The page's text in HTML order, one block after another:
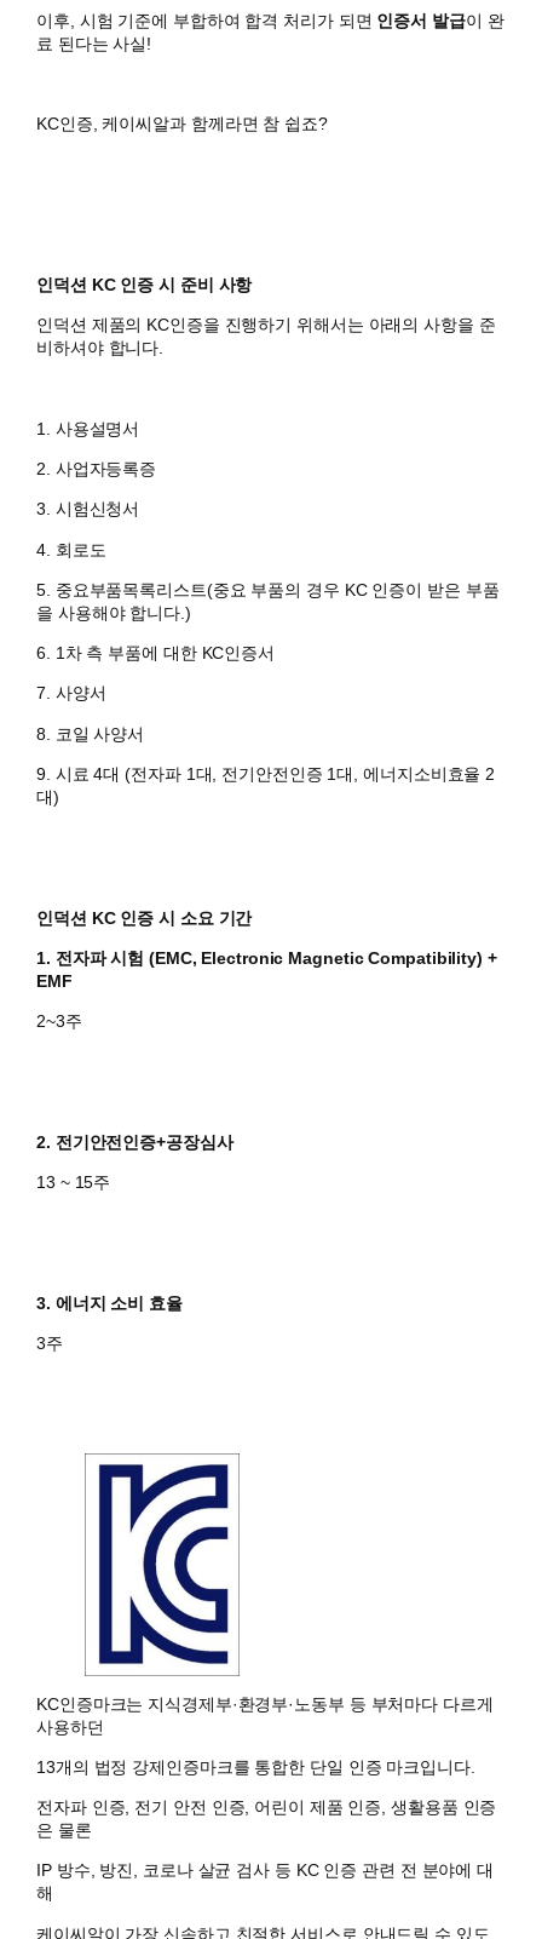
이후, 시험 기준에 부합하여 합격 처리가 되면 인증서 발급이 완
료 된다는 사실!
KC인증, 케이씨알과 함께라면 참 쉽죠?
인덕션 KC 인증 시 준비 사항
인덕션 제품의 KC인증을 진행하기 위해서는 아래의 사항을 준
비하셔야 합니다.
1. 사용설명서
​2. 사업자등록증
3. 시험신청서
4. 회로도
5. 중요부품목록리스트(중요 부품의 경우 KC 인증이 받은 부품
을 사용해야 합니다.)
6. 1차 측 부품에 대한 KC인증서
7. 사양서
8. 코일 사양서
9. 시료 4대 (전자파 1대, 전기안전인증 1대, 에너지소비효율 2
대)
인덕션 KC 인증 시 소요 기간
1. 전자파 시험 (EMC, Electronic Magnetic Compatibility) +
EMF
2~3주
2. 전기안전인증+공장심사
​​13 ~ 15주
​3. 에너지 소비 효율
​3주
KC인증마크는 지식경제부·환경부·노동부 등 부처마다 다르게
사용하던
13개의 법정 강제인증마크를 통합한 단일 인증 마크입니다.
전자파 인증, 전기 안전 인증, 어린이 제품 인증, 생활용품 인증
은 물론
IP 방수, 방진, 코로나 살균 검사 등 KC 인증 관련 전 분야에 대
해
케이씨알이 가장 신속하고 친절한 서비스로 안내드릴 수 있도